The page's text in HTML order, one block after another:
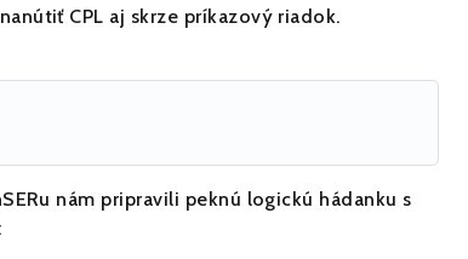
CPL aj skrze príkazový riadok.
nám pripravili peknú logickú hádanku s